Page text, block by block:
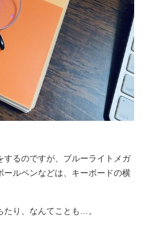
るのですが、ブルーライトメガ
ールペンなどは、キーボードの横
たり、なんてことも…。